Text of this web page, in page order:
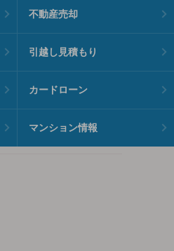
不動産売却
引越し見積もり
カードローン
マンション情報